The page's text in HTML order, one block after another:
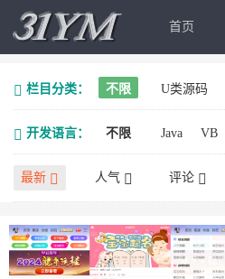
首页
栏目分类： 不限 U类源码
开发语言： 不限 Java VB
最新 人气 评论